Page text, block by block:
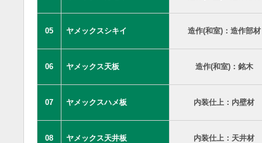
05 ヤメックスシキイ 造作(和室)：造作部材
06 ヤメックス天板 造作(和室)：銘木
07 ヤメックスハメ板 内装仕上：内壁材
08 ヤメックス天井板 内装仕上：天井材